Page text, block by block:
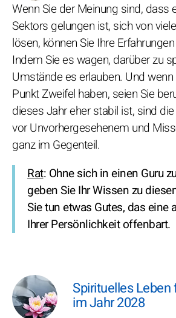
Wenn Sie der Meinung sind, dass
Sektors gelungen ist, sich von
lösen, können Sie Ihre
Indem Sie es wagen, darüber zu
Umstände es erlauben. Und
Punkt Zweifel haben, seien Sie
dieses Jahr eher stabil ist, sind
vor Unvorhergesehenem und
ganz im Gegenteil.
Rat: Ohne sich in einen Guru
geben Sie Ihr Wissen zu
Sie tun etwas Gutes, das eine
Ihrer Persönlichkeit offenbart.
Spirituelles
im Jahr 2028